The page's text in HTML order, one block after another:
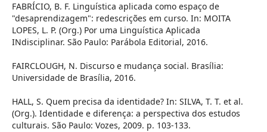
FABRÍCIO, B. F. Linguística aplicada como espaço de
"desaprendizagem": redescrições em curso. In: MOITA
LOPES, L. P. (Org.) Por uma Linguística Aplicada
INdisciplinar. São Paulo: Parábola Editorial, 2016.
FAIRCLOUGH, N. Discurso e mudança social. Brasília:
Universidade de Brasília, 2016.
HALL, S. Quem precisa da identidade? In: SILVA, T. T. et al.
(Org.). Identidade e diferença: a perspectiva dos estudos
culturais. São Paulo: Vozes, 2009. p. 103-133.